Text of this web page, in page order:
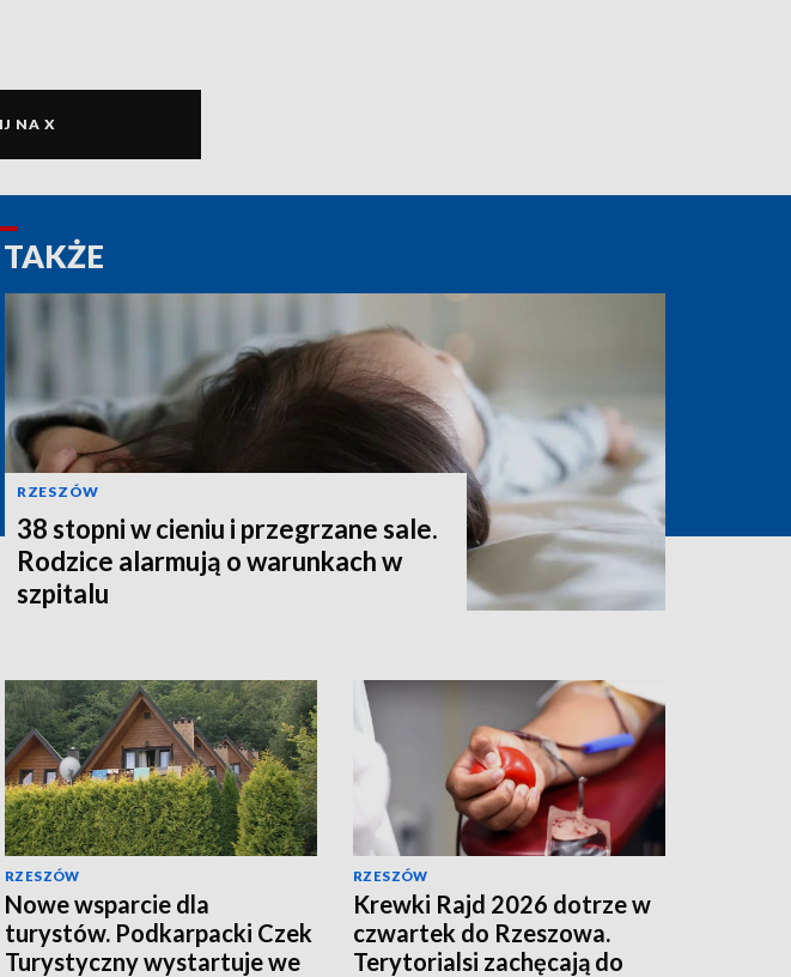
NA X
RZESZÓW
38 stopni w cieniu i przegrzane sale.
Rodzice alarmują o warunkach w
szpitalu
RZESZÓW
Nowe wsparcie dla
turystów. Podkarpacki Czek
Turystyczny wystartuje we
RZESZÓW
Krewki Rajd 2026 dotrze w
czwartek do Rzeszowa.
Terytorialsi zachęcają do